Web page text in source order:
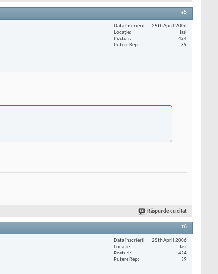
#5
Data înscrierii
25th April 2006
Locaţie
Iasi
Posturi
424
Putere Rep
39
Răspunde cu citat
#6
Data înscrierii
25th April 2006
Locaţie
Iasi
Posturi
424
Putere Rep
39